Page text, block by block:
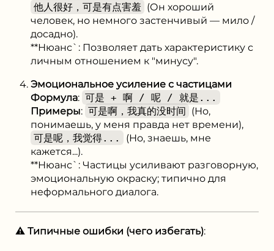
他人很好，可是有点害羞 (Он хороший
человек, но немного застенчивый — мило /
досадно).
**Нюанс`: Позволяет дать характеристику с
личным отношением к "минусу".
Эмоциональное усиление с частицами
Формула: 可是 + 啊 / 呢 / 就是...
Примеры: 可是啊，我真的没时间 (Но,
понимаешь, у меня правда нет времени),
可是呢，我觉得...
(Но, знаешь, мне
кажется...).
**Нюанс`: Частицы усиливают разговорную,
эмоциональную окраску; типично для
неформального диалога.
⚠️ Типичные ошибки (чего избегать):